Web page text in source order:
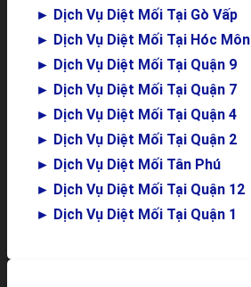
► Dịch Vụ Diệt Mối Tại Gò Vấp
► Dịch Vụ Diệt Mối Tại Hóc Môn
► Dịch Vụ Diệt Mối Tại Quận 9
► Dịch Vụ Diệt Mối Tại Quận 7
► Dịch Vụ Diệt Mối Tại Quận 4
► Dịch Vụ Diệt Mối Tại Quận 2
► Dịch Vụ Diệt Mối Tân Phú
► Dịch Vụ Diệt Mối Tại Quận 12
► Dịch Vụ Diệt Mối Tại Quận 1